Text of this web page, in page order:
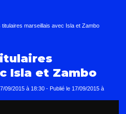
marseillais avec Isla et Zambo
Isla et Zambo
09/2015 à 18:30 - Publié le 17/09/2015 à